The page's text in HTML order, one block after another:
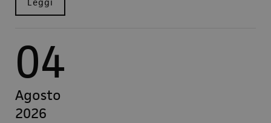
04
Agosto
2026